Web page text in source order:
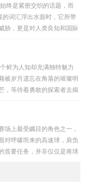
借着基础的技能和坚定的
不断成长，无论是在阴森
的前线战场，守...
终是紧密交织的话题，而
的词汇浮出水面时，它所带
胁，更是对人类良知和国际
可告人的目的，秘密设立
道、危害全球的勾当。 从
类带来过惨痛的教训，在
、病毒...
鲜为人知却充满独特魅力
岁月遗忘在角落的璀璨明
，等待着勇敢的探索者去揭
脉连绵起伏，像是大自然
自然赐予这片土地的皇
的森林，森林里树木种类繁
能透过枝叶的缝隙...
场上最受瞩目的角色之一，
对呼啸而来的高速球，肩负
首要任务，并非仅仅是将球